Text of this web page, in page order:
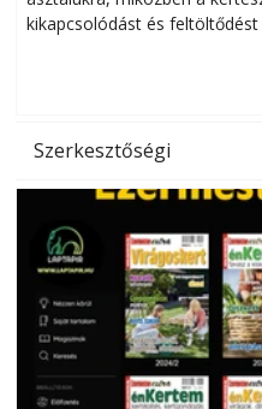
kikapcsolódást és feltöltődést
Szerkesztőségi